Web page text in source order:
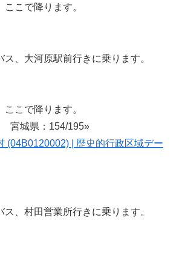
こで降ります。
、大河原駅前行きに乗ります。
こで降ります。
宮城県：154/195»
(04B0120002) | 歴史的行政区域デー
、村田営業所行きに乗ります。